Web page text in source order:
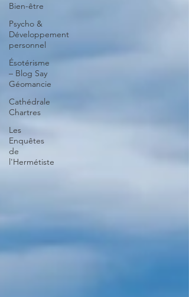
Bien-être
Psycho &
Développement
personnel
Ésotérisme
– Blog Say
Géomancie
Cathédrale
Chartres
Les
Enquêtes
de
l'Hermétiste